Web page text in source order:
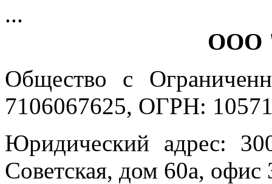
...
ООО
Общество с
7106067625, ОГРН:
Юридический адрес:
Советская, дом 60а, офис